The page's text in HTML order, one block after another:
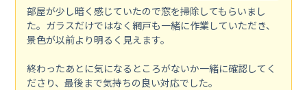
部屋が少し暗く感じていたので窓を掃除してもらいまし
た。ガラスだけではなく網戸も一緒に作業していただき、
景色が以前より明るく見えます。
終わったあとに気になるところがないか一緒に確認してく
ださり、最後まで気持ちの良い対応でした。